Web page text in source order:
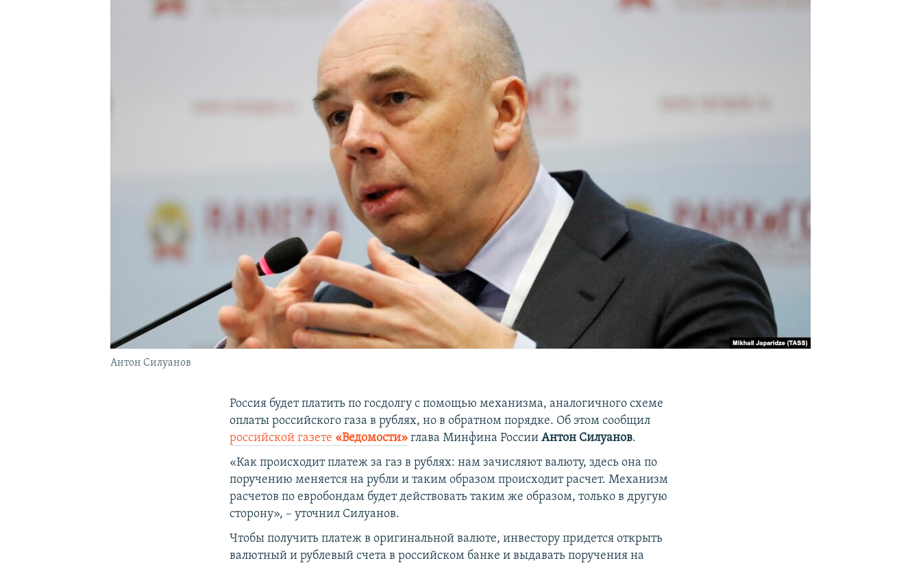
Антон Силуанов
Россия будет платить по госдолгу с помощью механизма, аналогичного схеме
оплаты российского газа в рублях, но в обратном порядке. Об этом сообщил
российской газете «Ведомости» глава Минфина РоссииАнтон Силуанов.
«Как происходит платеж за газ в рублях: нам зачисляют валюту, здесь она по
поручению меняется на рубли и таким образом происходит расчет. Механизм
расчетов по евробондам будет действовать таким же образом, только в другую
сторону», – уточнил Силуанов.
Чтобы получить платеж в оригинальной валюте, инвестору придется открыть
валютный и рублевый счета в российском банке и выдавать поручения на